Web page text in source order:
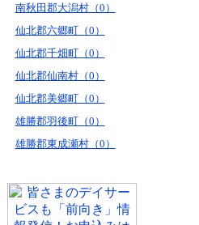
南秋田郡大潟村（0）
仙北郡六郷町（0）
仙北郡千畑町（0）
仙北郡仙南村（0）
仙北郡美郷町（0）
雄勝郡羽後町（0）
雄勝郡東成瀬村（0）